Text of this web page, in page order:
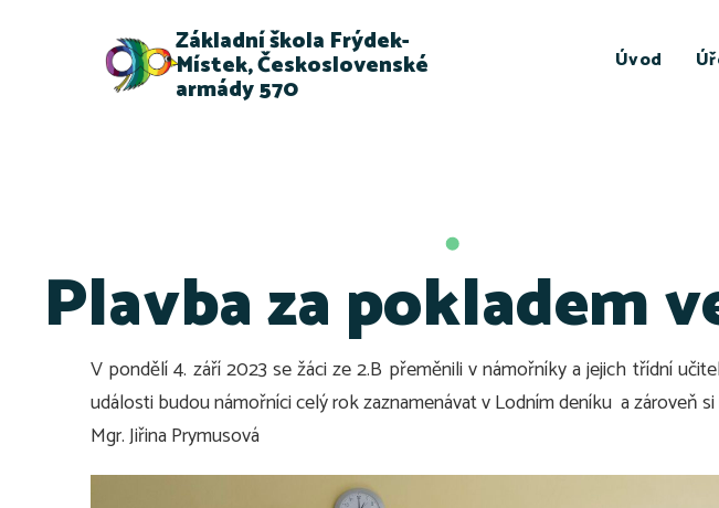
Základní škola Frýdek-
Místek, Československé
armády 570
Úvod
Plavba za pokladem
V pondělí 4. září 2023 se žáci ze 2.B přeměnili v námořníky a jejich třídní
události budou námořníci celý rok zaznamenávat v Lodním deníku a zároveň
Mgr. Jiřina Prymusová